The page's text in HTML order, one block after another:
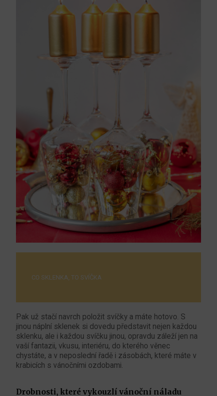
CO SKLENKA, TO SVÍČKA
Pak už stačí navrch položit svíčky a máte hotovo. S
jinou náplní sklenek si dovedu představit nejen každou
sklenku, ale i každou svíčku jinou, opravdu záleží jen na
vaší fantazii, vkusu, interiéru, do kterého věnec
chystáte, a v neposlední řadě i zásobách, které máte v
krabicích s vánočními ozdobami.
Drobnosti, které vykouzlí vánoční náladu